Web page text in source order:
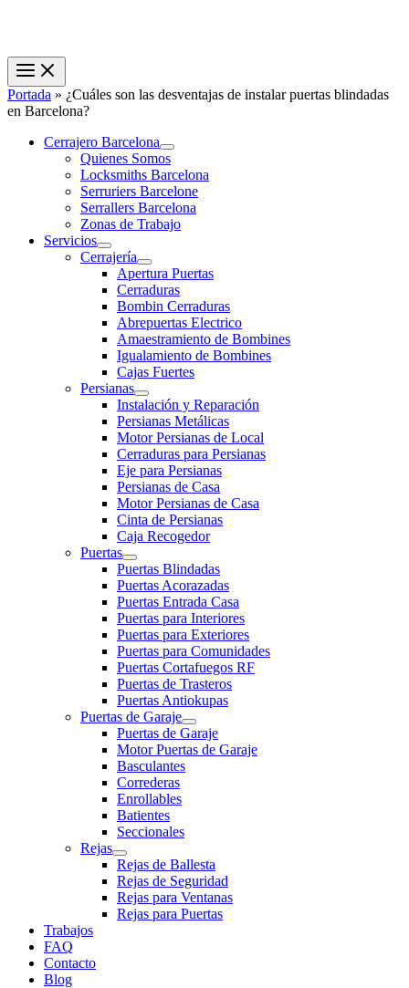
Portada » ¿Cuáles son las desventajas de instalar puertas blindadas
en Barcelona?
Cerrajero Barcelona
Quienes Somos
Locksmiths Barcelona
Serruriers Barcelone
Serrallers Barcelona
Zonas de Trabajo
Servicios
Cerrajería
Apertura Puertas
Cerraduras
Bombin Cerraduras
Abrepuertas Electrico
Amaestramiento de Bombines
Igualamiento de Bombines
Cajas Fuertes
Persianas
Instalación y Reparación
Persianas Metálicas
Motor Persianas de Local
Cerraduras para Persianas
Eje para Persianas
Persianas de Casa
Motor Persianas de Casa
Cinta de Persianas
Caja Recogedor
Puertas
Puertas Blindadas
Puertas Acorazadas
Puertas Entrada Casa
Puertas para Interiores
Puertas para Exteriores
Puertas para Comunidades
Puertas Cortafuegos RF
Puertas de Trasteros
Puertas Antiokupas
Puertas de Garaje
Puertas de Garaje
Motor Puertas de Garaje
Basculantes
Correderas
Enrollables
Batientes
Seccionales
Rejas
Rejas de Ballesta
Rejas de Seguridad
Rejas para Ventanas
Rejas para Puertas
Trabajos
FAQ
Contacto
Blog